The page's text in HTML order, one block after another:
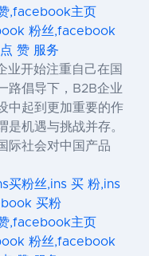
,facebook主页
粉丝,facebook
赞 服务
业开始注重自己在国
路倡导下，B2B企业
中起到更加重要的作
是机遇与挑战并存。
际社会对中国产品
买粉丝,ins 买 粉,ins
买粉
,facebook主页
粉丝,facebook